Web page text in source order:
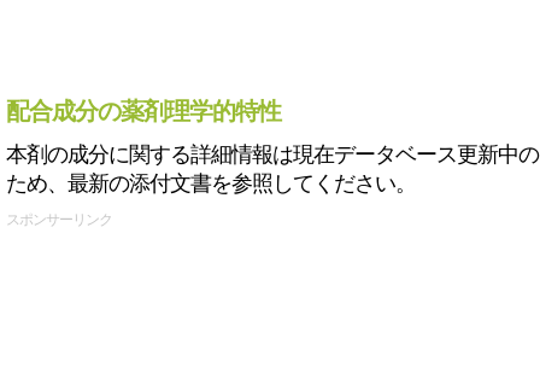
配合成分の薬剤理学的特性
本剤の成分に関する詳細情報は現在データベース更新中の
ため、最新の添付文書を参照してください。
スポンサーリンク